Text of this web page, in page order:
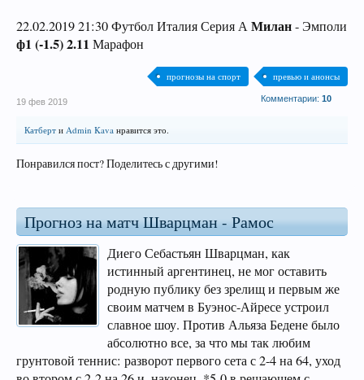
22.02.2019 21:30 Футбол Италия Серия АМилан- Эмполи
ф1 (-1.5) 2.11 Марафон
прогнозы на спорт превью и анонсы
Комментарии: 10
19 фев 2019
Катберт и Admin Kava нравится это.
Понравился пост? Поделитесь с другими!
Прогноз на матч Шварцман - Рамос
Диего Себастьян Шварцман, как
истинный аргентинец, не мог оставить
родную публику без зрелищ и первым же
своим матчем в Буэнос-Айресе устроил
славное шоу. Против Альяза Бедене было
абсолютно все, за что мы так любим
грунтовой теннис: разворот первого сета с 2-4 на 64, уход